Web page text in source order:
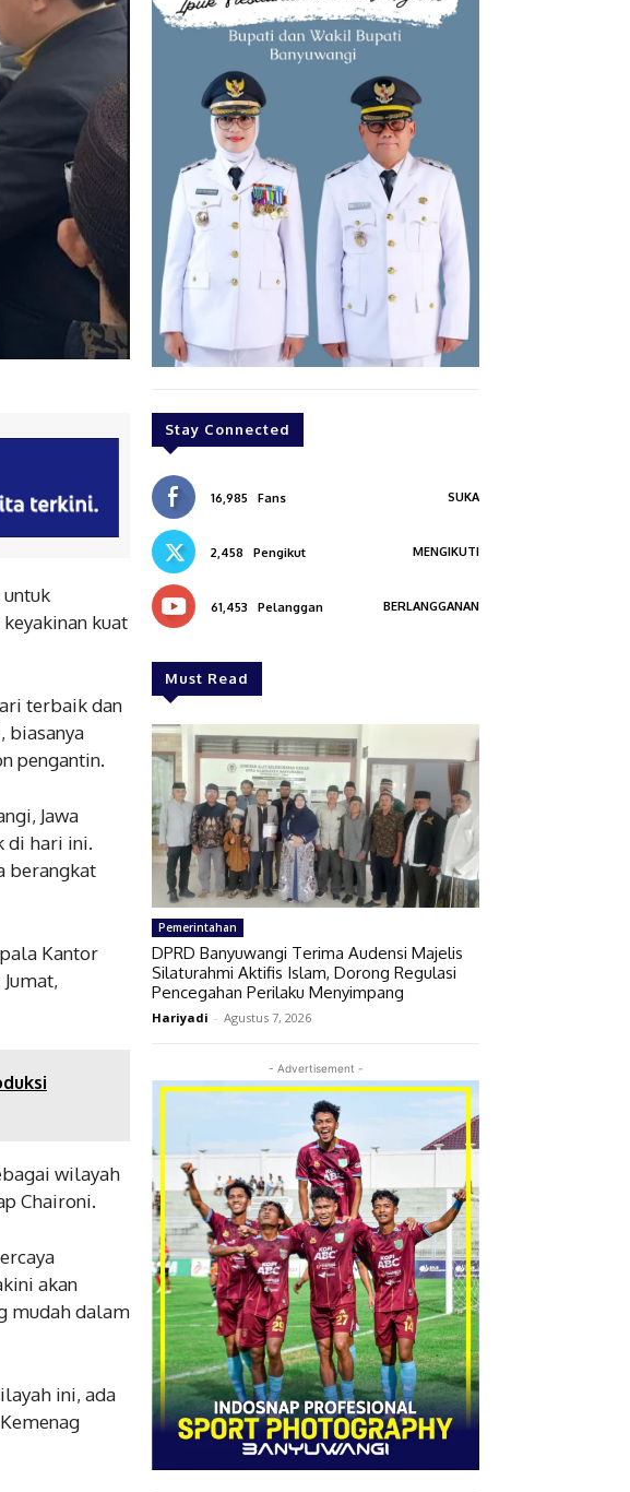
kuat
terbaik dan
biasanya
pengantin.
Jawa
di hari ini.
berangkat
Kantor
wilayah
Chaironi.
akan
mudah dalam
ini, ada
Stay Connected
16,985 Fans SUKA
2,458 Pengikut MENGIKUTI
61,453 Pelanggan BERLANGGANAN
Must Read
Pemerintahan
DPRD Banyuwangi Terima Audensi Majelis
Silaturahmi Aktifis Islam, Dorong Regulasi
Pencegahan Perilaku Menyimpang
Hariyadi - Agustus 7, 2026
- Advertisement -